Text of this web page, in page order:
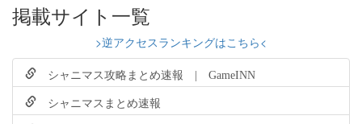
掲載サイト一覧
>逆アクセスランキングはこちら<
シャニマス攻略まとめ速報 | GameINN
シャニマスまとめ速報